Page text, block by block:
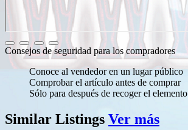
Consejos de seguridad para los compradores
Conoce al vendedor en un lugar público
Comprobar el artículo antes de comprar
Sólo para después de recoger el elemento
Similar Listings Ver más